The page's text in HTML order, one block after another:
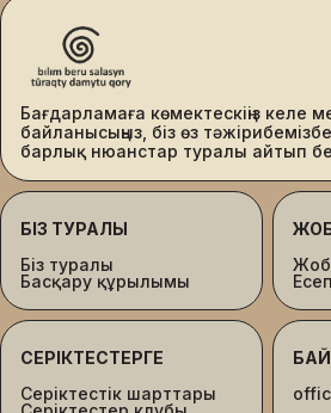
Бағдарламаға көмектескіңіз келе
байланысыңыз, біз өз
барлық нюанстар туралы айтып
БІЗ ТУРАЛЫ
Біз туралы
Басқару құрылымы
СЕРІКТЕСТЕРГЕ
Серіктестік шарттары